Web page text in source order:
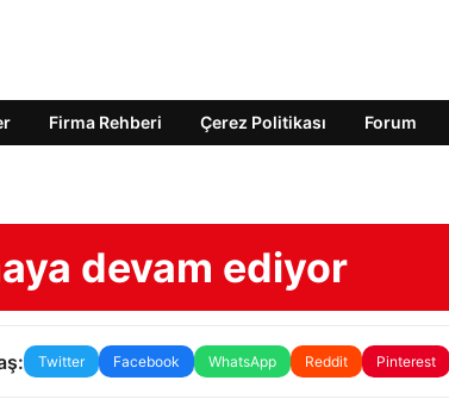
Firma Rehberi Çerez Politikası Forum
devam ediyor
Twitter Facebook WhatsApp Reddit Pinterest